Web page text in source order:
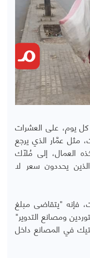
كل يوم، على العشرات
مثل عمَّار الذي يرجع
العمال، إلى مُلّاك
الذين يحددون سعر لا
فإنه "يتقاضى مبلغ
ومصانع التدوير"
في المصانع داخل